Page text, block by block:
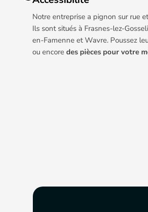
Notre entreprise a pignon sur rue
Ils sont situés à Frasnes-lez-
en-Famenne et Wavre. Poussez
ou encore des pièces pour votre